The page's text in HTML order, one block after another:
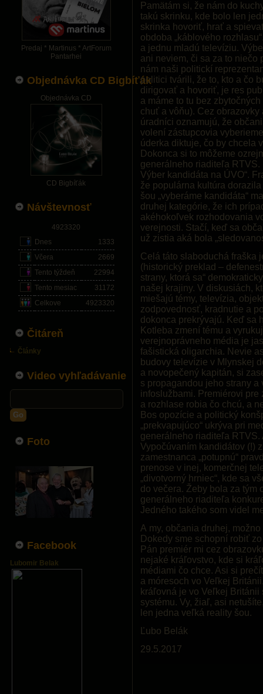
Predaj * Martinus * ArtForum
Pantarhei
Objednávka CD Bigbíťák
Objednávka CD
CD Bigbíťák
Návštevnosť
4923320
Dnes
1333
Včera
2669
Tento týždeň
22994
Tento mesiac
31172
Celkove
4923320
Čitáreň
Články
Video vyhľadávanie
Go
Foto
Facebook
Lubomir Belak
Pamätám si, že nám do
takú skrinku, kde bolo len
skrinka hovoriť, hrať a
obdoba „káblového
a jednu mladú televíziu.
ani neviem, či sa za to niečo
nám naši politickí
politici tvárili, že to, kto a čo
dirigovať a hovoriť, je res
a máme to tu bez
chuť a vôňu). Cez
úradníci oznamujú, že
volení zástupcovia
úderka diktuje, čo by chcela
Dokonca si to môžeme
generálneho riaditeľa RTVS.
Výber kandidáta na ÚVO“.
že populárna kultúra
šou „vyberáme kandidáta“
druhej kategórie, že ich
akéhokoľvek rozhodovania
verejnosti. Stačí, keď sa
už zistia aká bola
Celá táto slaboduchá fraška
(historický preklad –
strany, ktorá sa“
našej krajiny. V diskusiách,
miešajú témy, televízia,
zodpovednosť, kradnutie a
dokonca prekrývajú. Keď sa
Kotleba zmení tému a
verejnoprávneho média je
fašistická oligarchia. Nevie
budovy televízie v Mlynskej
a novopečený kapitán, si
s propagandou jeho strany
infoslužbami. Premiérovi
a rozhlase robia čo chcú, a
Bos opozície a politický
„prekvapujúco“ ukrýva pri
generálneho riaditeľa
Vypočúvaním kandidátov (!)
zamestnanca „potupnú“
prenose v inej, komerčnej
„divotvorný hrniec“, kde sa
do večera. Žeby bola za
generálneho riaditeľa
Jedného takého som videl
A my, občania druhej,
Dokedy sme schopní robiť
Pán premiér mi cez
nejaké kráľovstvo, kde si
médiami čo chce. Asi si
a móresoch vo Veľkej
kráľovná je vo Veľkej
systému. Vy, žiaľ, asi
len jedna veľká reality šou.
Ľubo Belák
29.5.2017